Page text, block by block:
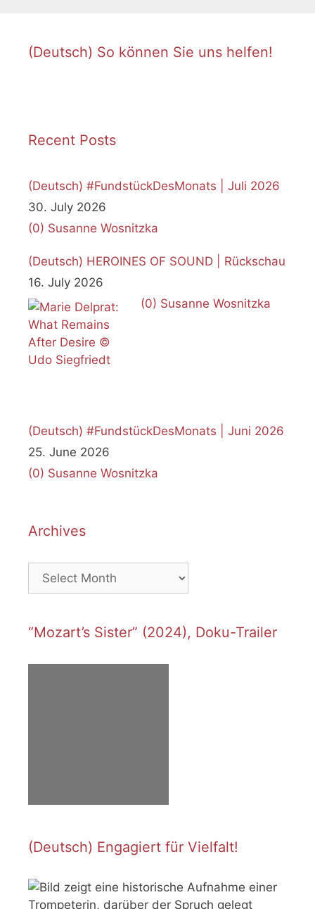
(Deutsch) So können Sie uns helfen!
Recent Posts
(Deutsch) #FundstückDesMonats | Juli 2026
30. July 2026
(0) Susanne Wosnitzka
(Deutsch) HEROINES OF SOUND | Rückschau
16. July 2026
(0) Susanne Wosnitzka
(Deutsch) #FundstückDesMonats | Juni 2026
25. June 2026
(0) Susanne Wosnitzka
Archives
Archives
“Mozart’s Sister” (2024), Doku-Trailer
(Deutsch) Engagiert für Vielfalt!